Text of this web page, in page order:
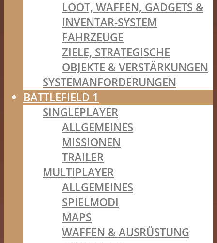
LOOT, WAFFEN, GADGETS &
INVENTAR-SYSTEM
FAHRZEUGE
ZIELE, STRATEGISCHE
OBJEKTE & VERSTÄRKUNGEN
SYSTEMANFORDERUNGEN
BATTLEFIELD 1
SINGLEPLAYER
ALLGEMEINES
MISSIONEN
TRAILER
MULTIPLAYER
ALLGEMEINES
SPIELMODI
MAPS
WAFFEN & AUSRÜSTUNG